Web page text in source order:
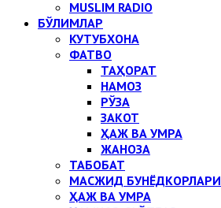
MUSLIM RADIO
БЎЛИМЛАР
КУТУБХОНА
ФАТВО
ТАҲОРАТ
НАМОЗ
РЎЗА
ЗАКОТ
ҲАЖ ВА УМРА
ЖАНОЗА
ТАБОБАТ
МАСЖИД БУНЁДКОРЛАРИ
ҲАЖ ВА УМРА